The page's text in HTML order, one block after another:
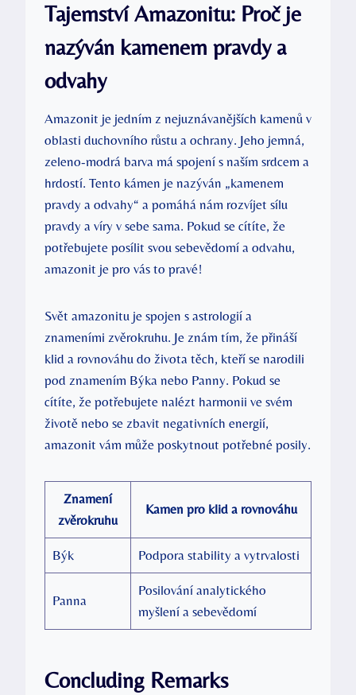
Tajemství Amazonitu: Proč je
nazýván kamenem pravdy a
odvahy
Amazonit je jedním z nejuznávanějších kamenů v
oblasti duchovního růstu a ochrany. Jeho jemná,
zeleno-modrá barva má spojení s naším srdcem a
hrdostí. Tento kámen je nazýván „kamenem
pravdy a odvahy“ a pomáhá nám rozvíjet sílu
pravdy a víry v sebe sama. Pokud se cítíte, že
potřebujete posílit svou sebevědomí a odvahu,
amazonit je pro vás to pravé!
Svět amazonitu je spojen s astrologií a
znameními zvěrokruhu. Je znám tím, že přináší
klid a rovnováhu do života těch, kteří se narodili
pod znamením Býka nebo Panny. Pokud se
cítíte, že potřebujete nalézt harmonii ve svém
životě nebo se zbavit negativních energií,
amazonit vám může poskytnout potřebné posily.
Znamení
zvěrokruhu
Kamen pro klid a rovnováhu
Býk Podpora stability a vytrvalosti
Panna
Posilování analytického
myšlení a sebevědomí
Concluding Remarks